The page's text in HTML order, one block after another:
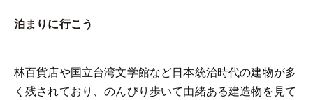
泊まりに行こう
林百貨店や国立台湾文学館など日本統治時代の建物が多
く残されており、のんびり歩いて由緒ある建造物を見て